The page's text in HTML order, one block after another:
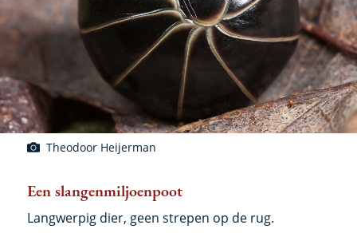
Theodoor Heijerman
Een slangenmiljoenpoot
Langwerpig dier, geen strepen op de rug.